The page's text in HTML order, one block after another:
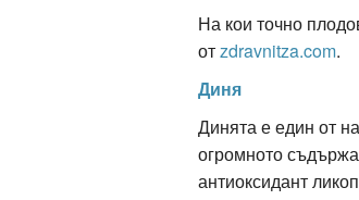
На кои точно
отzdravnitza.com.
Диня
Динята е един от
огромното
антиоксидант